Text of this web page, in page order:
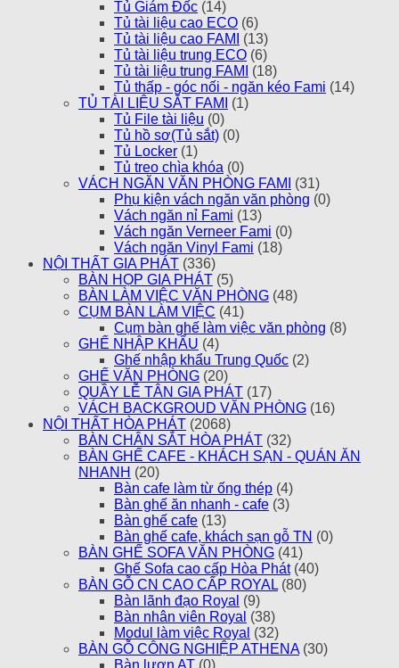
Tủ Giám Đốc (14)
Tủ tài liệu cao ECO (6)
Tủ tài liệu cao FAMI
(13)
Tủ tài liệu trung ECO (6)
Tủ tài liệu trung FAMI
(18)
Tủ thấp - góc nối - ngăn kéo Fami (14)
TỦ TÀI LIỆU SẮT FAMI
(1)
Tủ File tài liệu (0)
Tủ hồ sơ(Tủ sắt) (0)
Tủ Locker (1)
Tủ treo chìa khóa (0)
VÁCH NGĂN VĂN PHÒNG FAMI
(31)
Phụ kiện vách ngăn văn phòng (0)
Vách ngăn nỉ Fami (13)
Vách ngăn Verneer Fami (0)
Vách ngăn Vinyl Fami (18)
NỘI THẤT GIA PHÁT (336)
BÀN HỌP GIA PHÁT (5)
BÀN LÀM VIỆC VĂN PHÒNG (48)
CỤM BÀN LÀM VIỆC (41)
Cụm bàn ghế làm việc văn phòng (8)
GHẾ NHẬP KHẨU (4)
Ghế nhập khẩu Trung Quốc (2)
GHẾ VĂN PHÒNG (20)
QUẦY LỄ TÂN GIA PHÁT (17)
VÁCH BACKGROUD VĂN PHÒNG (16)
NỘI THẤT HÒA PHÁT (2068)
BÀN CHÂN SẮT HÒA PHÁT (32)
BÀN GHẾ CAFE - KHÁCH SẠN - QUÁN ĂN
NHANH (20)
Bàn cafe làm từ ống thép (4)
Bàn ghế ăn nhanh - cafe (3)
Bàn ghế cafe (13)
Bàn ghế cafe, khách sạn gỗ TN (0)
BÀN GHẾ SOFA VĂN PHÒNG (41)
Ghế Sofa cao cấp Hòa Phát (40)
BÀN GỖ CN CAO CẤP ROYAL (80)
Bàn lãnh đạo Royal (9)
Bàn nhân viên Royal (38)
Modul làm việc Royal (32)
BÀN GỖ CÔNG NGHIỆP ATHENA (30)
Bàn lượn AT (0)